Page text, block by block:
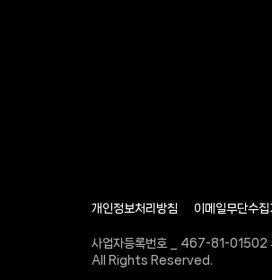
개인정보처리방침 이메일무단수집
사업자등록번호 _ 467-81-01502
All Rights Reserved.